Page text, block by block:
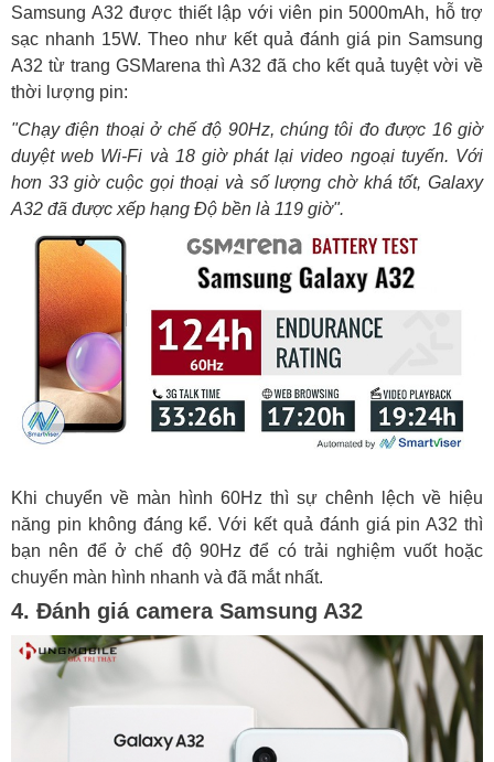
Samsung A32 được thiết lập với viên pin 5000mAh, hỗ trợ
sạc nhanh 15W. Theo như kết quả đánh giá pin Samsung
A32 từ trang GSMarena thì A32 đã cho kết quả tuyệt vời về
thời lượng pin:
"Chạy điện thoại ở chế độ 90Hz, chúng tôi đo được 16 giờ
duyệt web Wi-Fi và 18 giờ phát lại video ngoại tuyến. Với
hơn 33 giờ cuộc gọi thoại và số lượng chờ khá tốt, Galaxy
A32 đã được xếp hạng Độ bền là 119 giờ".
Khi chuyển về màn hình 60Hz thì sự chênh lệch về hiệu
năng pin không đáng kể. Với kết quả đánh giá pin A32 thì
bạn nên để ở chế độ 90Hz để có trải nghiệm vuốt hoặc
chuyển màn hình nhanh và đã mắt nhất.
4. Đánh giá camera Samsung A32